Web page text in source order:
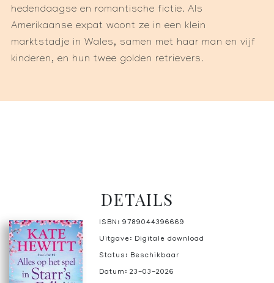
hedendaagse en romantische fictie. Als
Amerikaanse expat woont ze in een klein
marktstadje in Wales, samen met haar man en vijf
kinderen, en hun twee golden retrievers.
DETAILS
ISBN: 9789044396669
Uitgave: Digitale download
Status: Beschikbaar
Datum: 23-03-2026